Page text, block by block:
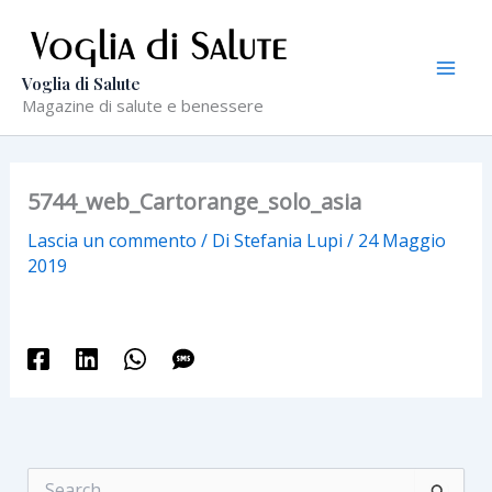
contenuto
Voglia di Salute
Magazine di salute e benessere
5744_web_Cartorange_solo_asia
Lascia un commento / Di Stefania Lupi / 24 Maggio
2019